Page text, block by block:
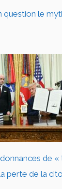
question le
de «
perte de la